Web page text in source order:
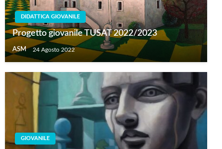
DIDATTICA GIOVANILE
Progetto giovanile TUSAT 2022/2023
ASM 24 Agosto 2022
GIOVANILE